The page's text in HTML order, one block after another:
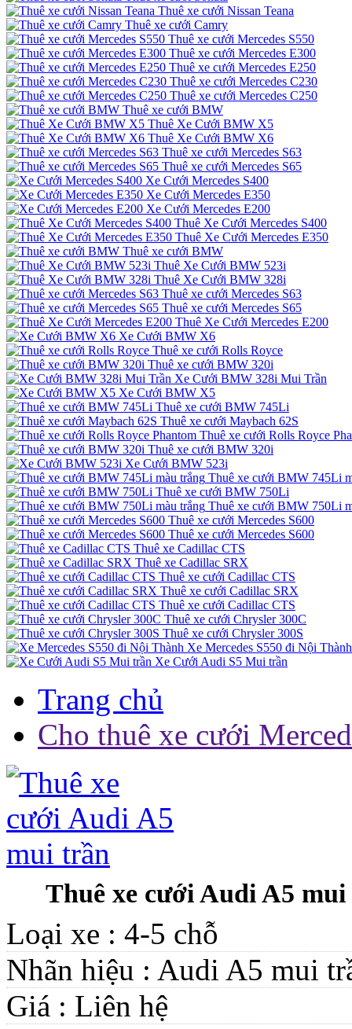
Thuê xe cưới Nissan Teana
Thuê xe cưới Camry
Thuê xe cưới Mercedes S550
Thuê xe cưới Mercedes E300
Thuê xe cưới Mercedes E250
Thuê xe cưới Mercedes C230
Thuê xe cưới Mercedes C250
Thuê xe cưới BMW
Thuê Xe Cưới BMW X5
Thuê Xe Cưới BMW X6
Thuê xe cưới Mercedes S63
Thuê xe cưới Mercedes S65
Xe Cưới Mercedes S400
Xe Cưới Mercedes E350
Xe Cưới Mercedes E200
Thuê Xe Cưới Mercedes S400
Thuê Xe Cưới Mercedes E350
Thuê xe cưới BMW
Thuê Xe Cưới BMW 523i
Thuê Xe Cưới BMW 328i
Thuê xe cưới Mercedes S63
Thuê xe cưới Mercedes S65
Thuê Xe Cưới Mercedes E200
Xe Cưới BMW X6
Thuê xe cưới Rolls Royce
Thuê xe cưới BMW 320i
Xe Cưới BMW 328i Mui Trần
Xe Cưới BMW X5
Thuê xe cưới BMW 745Li
Thuê xe cưới Maybach 62S
Thuê xe cưới Rolls Royce
Thuê xe cưới BMW 320i
Xe Cưới BMW 523i
Thuê xe cưới BMW 745Li
Thuê xe cưới BMW 750Li
Thuê xe cưới BMW 750Li
Thuê xe cưới Mercedes S600
Thuê xe cưới Mercedes S600
Thuê xe Cadillac CTS
Thuê xe Cadillac SRX
Thuê xe cưới Cadillac CTS
Thuê xe cưới Cadillac SRX
Thuê xe cưới Cadillac CTS
Thuê xe cưới Chrysler 300C
Thuê xe cưới Chrysler 300S
Xe Mercedes S550 đi Nội Thành
Xe Cưới Audi S5 Mui trần
Trang chủ
Cho thuê xe cưới
Thuê xe cưới Audi A5
Loại xe : 4-5 chỗ
Nhãn hiệu : Audi A5 mui
Giá : Liên hệ